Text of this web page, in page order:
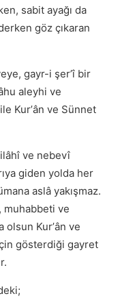
sabit ayağı da
göz çıkaran
gayr-i şerʼî bir
aleyhi ve
Kurʼân ve Sünnet
ve nebevî
giden yolda her
aslâ yakışmaz.
muhabbeti ve
olsun Kurʼân ve
gösterdiği gayret